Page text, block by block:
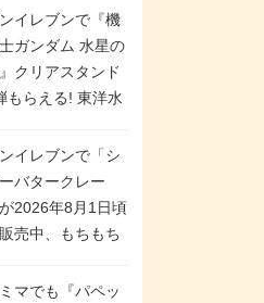
カンドッグが税抜
!
ト。セブン、フ
、ローソンの3社
るデザイン＆対
イレブンで『機
ガンダム 水星の
クリアスタンド
もらえる! 東洋水
が2026年5月26
ート。浴衣＆た
キツネ姿のスレ
/ ミオリネ / グエ
5号) / シャディク
イレブンで「シ
バタークレー
2026年8月1日頃
売中、もちもち
ー＆バターをレ
マでも『パペッ